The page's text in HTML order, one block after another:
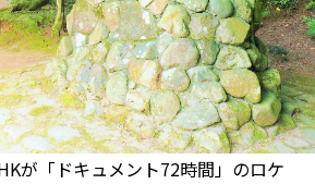
が「ドキュメント72時間」のロケ